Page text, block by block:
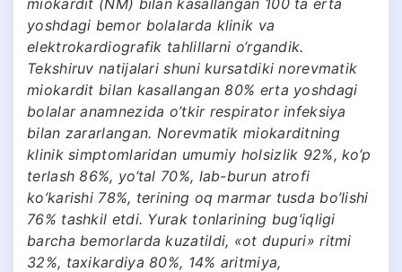
yoshdagi bemor bolalarda klinik va
elektrokardiografik tahlillarni o‘rgandik.
Tekshiruv natijalari shuni kursatdiki norevmatik
miokardit bilan kasallangan 80% erta yoshdagi
bolalar anamnezida o’tkir respirator infeksiya
bilan zararlangan. Norevmatik miokarditning
klinik simptomlaridan umumiy holsizlik 92%, ko‘p
terlash 86%, yo‘tal 70%, lab-burun atrofi
ko’karishi 78%, terining oq marmar tusda bo’lishi
76% tashkil etdi. Yurak tonlarining bug‘iqligi
barcha bemorlarda kuzatildi, «ot dupuri» ritmi
32%, taxikardiya 80%, 14% aritmiya,